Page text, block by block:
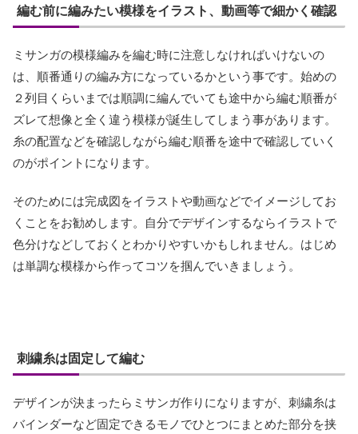
編む前に編みたい模様をイラスト、動画等で細かく確認
ミサンガの模様編みを編む時に注意しなければいけないの
は、順番通りの編み方になっているかという事です。始めの
２列目くらいまでは順調に編んでいても途中から編む順番が
ズレて想像と全く違う模様が誕生してしまう事があります。
糸の配置などを確認しながら編む順番を途中で確認していく
のがポイントになります。
そのためには完成図をイラストや動画などでイメージしてお
くことをお勧めします。自分でデザインするならイラストで
色分けなどしておくとわかりやすいかもしれません。はじめ
は単調な模様から作ってコツを掴んでいきましょう。
刺繍糸は固定して編む
デザインが決まったらミサンガ作りになりますが、刺繍糸は
バインダーなど固定できるモノでひとつにまとめた部分を挟